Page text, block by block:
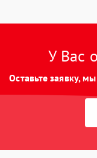
У Вас
Оставьте заявку,